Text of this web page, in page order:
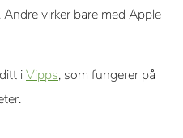
virker bare med Apple
iVipps, som fungerer på